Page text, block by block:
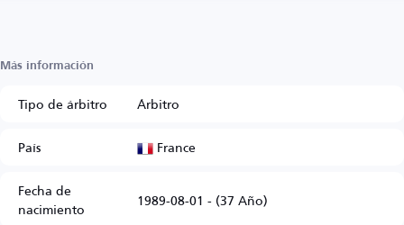
Más información
Tipo de árbitro
Árbitro
País
France
Fecha de
nacimiento 1989-08-01 - (37 Año)